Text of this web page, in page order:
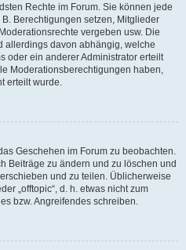
Rechte im Forum. Sie können jede
Berechtigungen setzen, Mitglieder
vergeben usw. Die
allerdings davon abhängig, welche
oder ein anderer Administrator erteilt
Moderationsberechtigungen haben,
erteilt wurde.
Geschehen im Forum zu beobachten.
Beiträge zu ändern und zu löschen und
und zu teilen. Üblicherweise
„offtopic“, d. h. etwas nicht zum
bzw. Angreifendes schreiben.